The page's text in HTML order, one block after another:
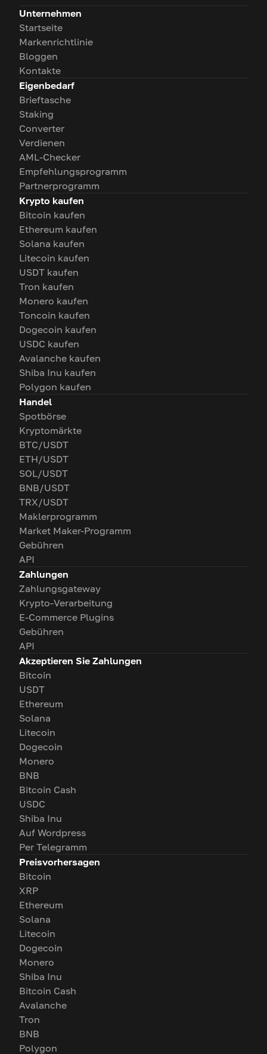
Unternehmen
Startseite
Markenrichtlinie
Bloggen
Kontakte
Eigenbedarf
Brieftasche
Staking
Converter
Verdienen
AML-Checker
Empfehlungsprogramm
Partnerprogramm
Krypto kaufen
Bitcoin kaufen
Ethereum kaufen
Solana kaufen
Litecoin kaufen
USDT kaufen
Tron kaufen
Monero kaufen
Toncoin kaufen
Dogecoin kaufen
USDC kaufen
Avalanche kaufen
Shiba Inu kaufen
Polygon kaufen
Handel
Spotbörse
Kryptomärkte
BTC/USDT
ETH/USDT
SOL/USDT
BNB/USDT
TRX/USDT
Maklerprogramm
Market Maker-Programm
Gebühren
API
Zahlungen
Zahlungsgateway
Krypto-Verarbeitung
E-Commerce Plugins
Gebühren
API
Akzeptieren Sie Zahlungen
Bitcoin
USDT
Ethereum
Solana
Litecoin
Dogecoin
Monero
BNB
Bitcoin Cash
USDC
Shiba Inu
Auf Wordpress
Per Telegramm
Preisvorhersagen
Bitcoin
XRP
Ethereum
Solana
Litecoin
Dogecoin
Monero
Shiba Inu
Bitcoin Cash
Avalanche
Tron
BNB
Polygon